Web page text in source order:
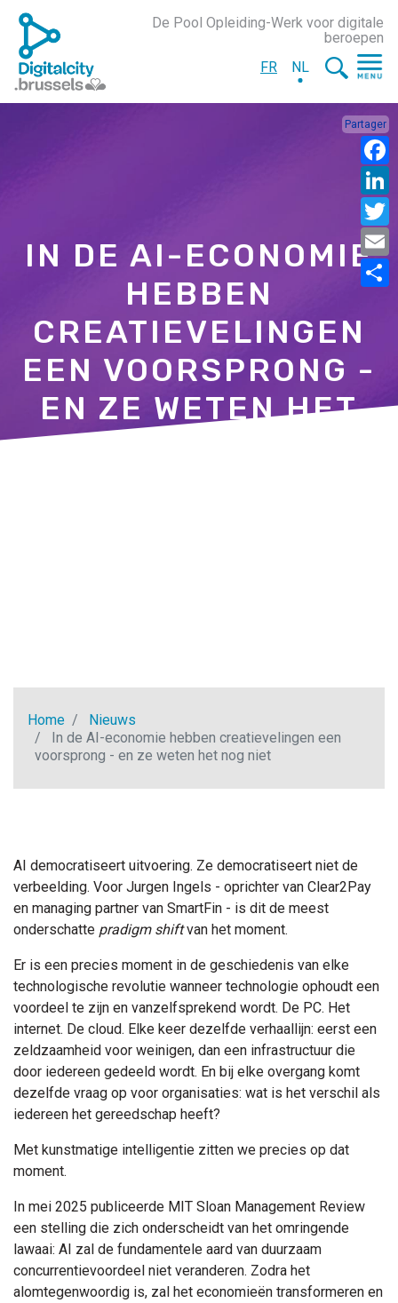
De Pool Opleiding-Werk voor digitale
beroepen
FR
NL
IN DE AI-ECONOMIE
HEBBEN
CREATIEVELINGEN
EEN VOORSPRONG -
EN ZE WETEN HET
Home
Nieuws
In de AI-economie hebben creatievelingen een
voorsprong - en ze weten het nog niet
AI democratiseert uitvoering. Ze democratiseert niet de
verbeelding. Voor Jurgen Ingels - oprichter van Clear2Pay
en managing partner van SmartFin - is dit de meest
onderschatte pradigm shiftvan het moment.
Er is een precies moment in de geschiedenis van elke
technologische revolutie wanneer technologie ophoudt een
voordeel te zijn en vanzelfsprekend wordt. De PC. Het
internet. De cloud. Elke keer dezelfde verhaallijn: eerst een
zeldzaamheid voor weinigen, dan een infrastructuur die
door iedereen gedeeld wordt. En bij elke overgang komt
dezelfde vraag op voor organisaties: wat is het verschil als
iedereen het gereedschap heeft?
Met kunstmatige intelligentie zitten we precies op dat
moment.
In mei 2025 publiceerde MIT Sloan Management Review
een stelling die zich onderscheidt van het omringende
lawaai: AI zal de fundamentele aard van duurzaam
concurrentievoordeel niet veranderen. Zodra het
alomtegenwoordig is, zal het economieën transformeren en
Partager